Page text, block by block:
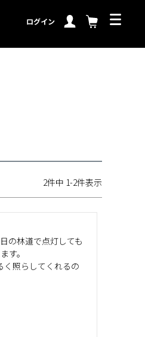
ログイン
2件中 1-2件表示
の林道で点灯しても
す。
く照らしてくれるの